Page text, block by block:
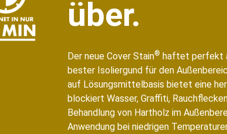
über.
Der neue Cover Stain® haftet perfekt
bester Isoliergund für den
auf Lösungsmittelbasis bietet eine
blockiert Wasser, Graffiti,
Behandlung von Hartholz im
Anwendung bei niedrigen